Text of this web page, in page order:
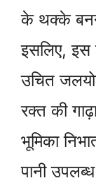
के थक्के
इसलिए, इस
उचित
रक्त की
भूमिका
पानी